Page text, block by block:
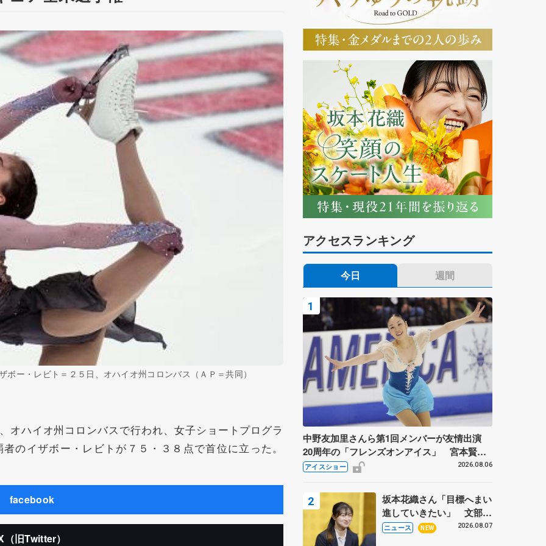
ー・レビト＝２５日、オハイオ州コロンバス（ＡＰ＝共同）
ハイオ州コロンバスで行われ、女子ショートプログラ
のイザボー・レビトが７５・３８点で首位に立った。
facebook
（旧Twitter）
アクセスランキング
今日 週間
中野友加里さんら第1回メンバーが友情出演
20周年の「フレンズオンアイス」 宮本賢二
さん、有川梨絵さん、田村岳斗さんも
アイスショー 2026.08.06
坂本花織さん「目標へまい
進していきたい」 文部科
学省スポーツ表彰式で代表
ニュース NEW 2026.08.07